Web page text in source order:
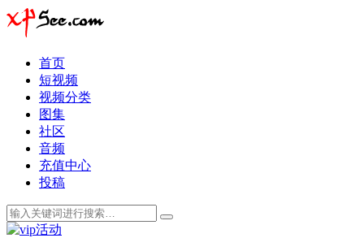
首页
短视频
视频分类
图集
社区
音频
充值中心
投稿